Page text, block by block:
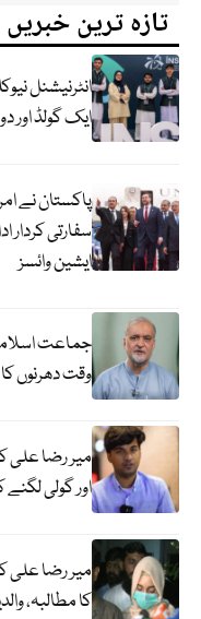
تازہ ترین خبریں
ایک گولڈ اور
پاکستان نے
سفارتی کردار
ایشین وائسز
وقت دھرنوں
میر رضا علی
اور گولی
میر رضا علی
کا مطالبہ،